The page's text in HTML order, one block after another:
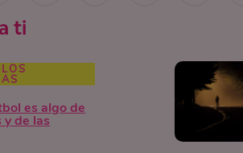
ti
es algo de
y de las